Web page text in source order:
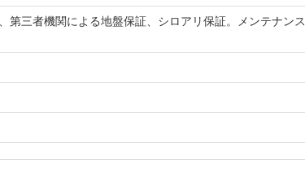
第三者機関による地盤保証、シロアリ保証。メンテナンス